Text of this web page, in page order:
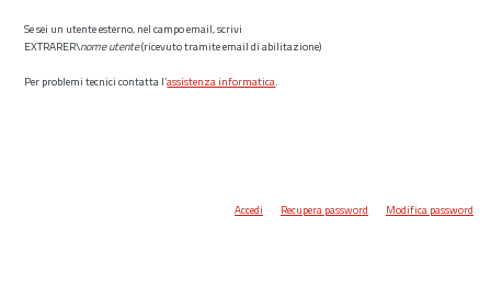
Se sei un utente esterno, nel campo email, scrivi
EXTRARER\nome utente(ricevuto tramite email di abilitazione)
Per problemi tecnici contatta l’assistenza informatica.
Accedi Recupera password Modifica password